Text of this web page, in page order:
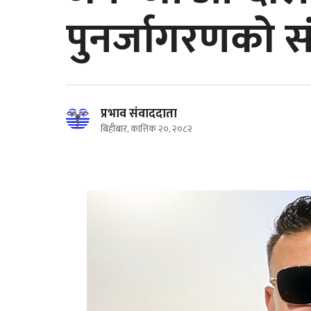
पुनर्जागरणको
प्रभाव संवाददाता
बिहीबार, कात्तिक २०, २०८२